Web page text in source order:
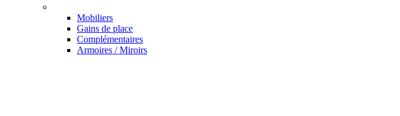
Mobiliers
Gains de place
Complémentaires
Armoires / Miroirs